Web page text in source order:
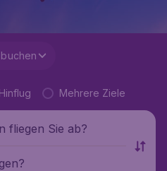
Mehrere Ziele
fliegen Sie ab?